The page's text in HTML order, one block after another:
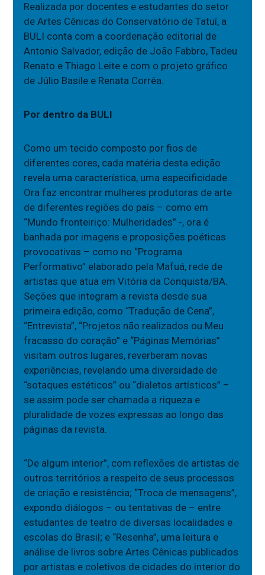
Realizada por docentes e estudantes do setor
de Artes Cênicas do Conservatório de Tatuí, a
BULI conta com a coordenação editorial de
Antonio Salvador, edição de João Fabbro, Tadeu
Renato e Thiago Leite e com o projeto gráfico
de Júlio Basile e Renata Corrêa.
Por dentro da BULI
Como um tecido composto por fios de
diferentes cores, cada matéria desta edição
revela uma característica, uma especificidade.
Ora faz encontrar mulheres produtoras de arte
de diferentes regiões do país – como em
“Mundo fronteiriço: Mulheridades” -, ora é
banhada por imagens e proposições poéticas
provocativas – como no “Programa
Performativo” elaborado pela Mafuá, rede de
artistas que atua em Vitória da Conquista/BA.
Seções que integram a revista desde sua
primeira edição, como “Tradução de Cena”,
“Entrevista”, “Projetos não realizados ou Meu
fracasso do coração” e “Páginas Memórias”
visitam outros lugares, reverberam novas
experiências, revelando uma diversidade de
“sotaques estéticos” ou “dialetos artísticos” –
se assim pode ser chamada a riqueza e
pluralidade de vozes expressas ao longo das
páginas da revista.
“De algum interior”, com reflexões de artistas de
outros territórios a respeito de seus processos
de criação e resistência; “Troca de mensagens”,
expondo diálogos – ou tentativas de – entre
estudantes de teatro de diversas localidades e
escolas do Brasil; e “Resenha”, uma leitura e
análise de livros sobre Artes Cênicas publicados
por artistas e coletivos de cidades do interior do